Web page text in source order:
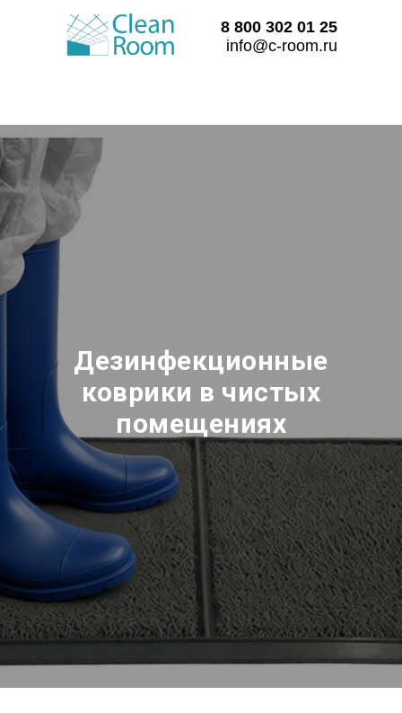
8 800 302 01 25
info@c-room.ru
Дезинфекционные
коврики в чистых
помещениях